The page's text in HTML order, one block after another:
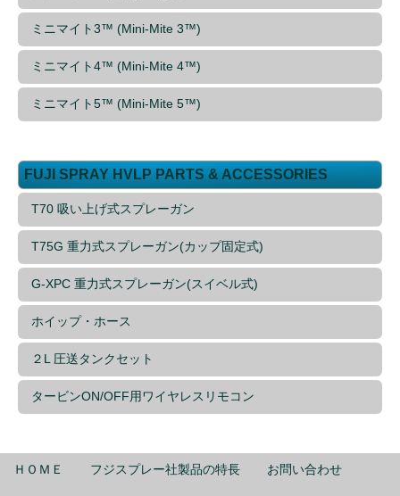
ミニマイト3™ (Mini-Mite 3™)
ミニマイト4™ (Mini-Mite 4™)
ミニマイト5™ (Mini-Mite 5™)
FUJI SPRAY HVLP PARTS & ACCESSORIES
T70 吸い上げ式スプレーガン
T75G 重力式スプレーガン(カップ固定式)
G-XPC 重力式スプレーガン(スイベル式)
ホイップ・ホース
２L 圧送タンクセット
タービンON/OFF用ワイヤレスリモコン
ＨＯＭＥ フジスプレー社製品の特長 お問い合わせ